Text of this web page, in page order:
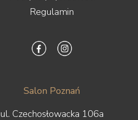
Regulamin
Salon Poznań
ul. Czechosłowacka 106a